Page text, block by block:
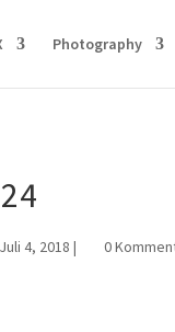
Photography
Juli 4, 2018 | 0